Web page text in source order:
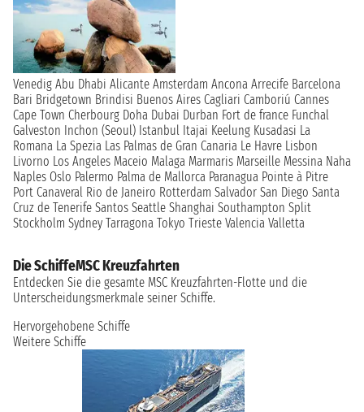
Venedig Abu Dhabi Alicante Amsterdam Ancona Arrecife Barcelona
Bari Bridgetown Brindisi Buenos Aires Cagliari Camboriú Cannes
Cape Town Cherbourg Doha Dubai Durban Fort de france Funchal
Galveston Inchon (Seoul) Istanbul Itajai Keelung Kusadasi La
Romana La Spezia Las Palmas de Gran Canaria Le Havre Lisbon
Livorno Los Angeles Maceio Malaga Marmaris Marseille Messina Naha
Naples Oslo Palermo Palma de Mallorca Paranagua Pointe à Pitre
Port Canaveral Rio de Janeiro Rotterdam Salvador San Diego Santa
Cruz de Tenerife Santos Seattle Shanghai Southampton Split
Stockholm Sydney Tarragona Tokyo Trieste Valencia Valletta
Die SchiffeMSC Kreuzfahrten
Entdecken Sie die gesamte MSC Kreuzfahrten-Flotte und die
Unterscheidungsmerkmale seiner Schiffe.
Hervorgehobene Schiffe
Weitere Schiffe